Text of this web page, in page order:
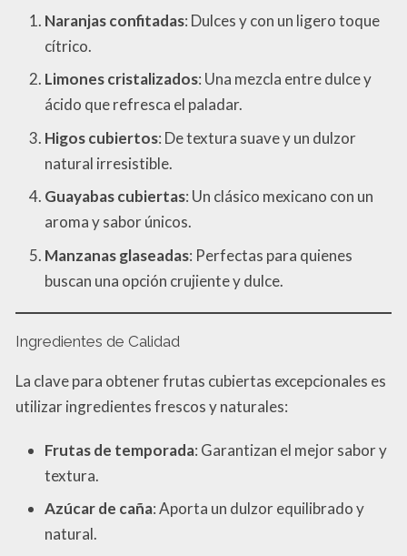
Naranjas confitadas: Dulces y con un ligero toque
cítrico.
Limones cristalizados: Una mezcla entre dulce y
ácido que refresca el paladar.
Higos cubiertos: De textura suave y un dulzor
natural irresistible.
Guayabas cubiertas: Un clásico mexicano con un
aroma y sabor únicos.
Manzanas glaseadas: Perfectas para quienes
buscan una opción crujiente y dulce.
Ingredientes de Calidad
La clave para obtener frutas cubiertas excepcionales es
utilizar ingredientes frescos y naturales:
Frutas de temporada: Garantizan el mejor sabor y
textura.
Azúcar de caña: Aporta un dulzor equilibrado y
natural.